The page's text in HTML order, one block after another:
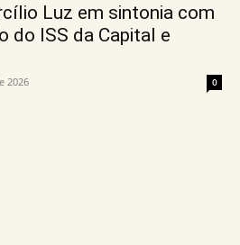
Luz em sintonia com
do ISS da Capital e
2026 0